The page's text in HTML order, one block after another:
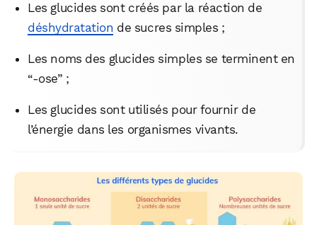
Les glucides sont créés par la réaction de
déshydratation de sucres simples ;
Les noms des glucides simples se terminent en
“-ose” ;
Les glucides sont utilisés pour fournir de
l’énergie dans les organismes vivants.